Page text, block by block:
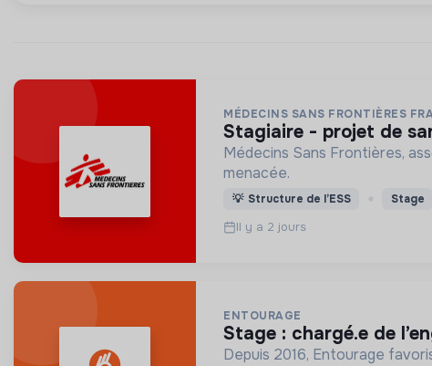
MÉDECINS SANS FRONTIÈRES
stagiaire - projet de
Médecins Sans Frontières,
menacée.
💡 Structure de l’ESS Stage
Il y a 2 jours
ENTOURAGE
stage : chargé.e de
Depuis 2016, Entourage